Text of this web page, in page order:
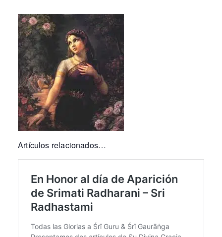
Artículos relacionados…